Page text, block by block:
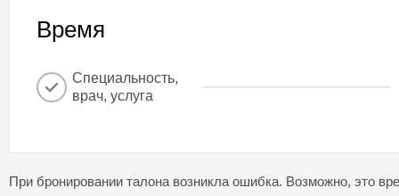
Время
Специальность,
врач, услуга
При бронировании талона возникла ошибка. Возможно, это